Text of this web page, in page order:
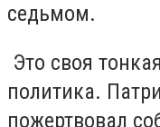
седьмом.
Это своя
политика.
пожертвовал